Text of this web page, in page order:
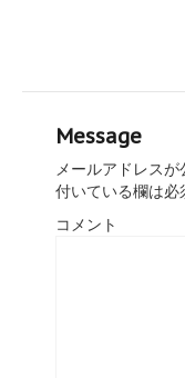
Message
メールアドレスが
付いている欄は必
コメント